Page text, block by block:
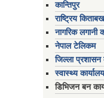
कान्तिपुर
राष्ट्रिय
नागरिक लगानी
नेपाल टेलिकम
जिल्ला प्रशासन
स्वास्थ्य
डिभिजन बन